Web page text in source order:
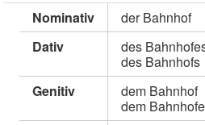
Nominativ
der Bahnhof
Dativ
des
des Bahnhofs
Genitiv
dem Bahnhof
dem Bahnhofe